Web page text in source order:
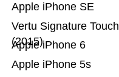
Apple iPhone 5s
Apple iPhone 6
Vertu Signature Touch
(2015)
Apple iPhone SE